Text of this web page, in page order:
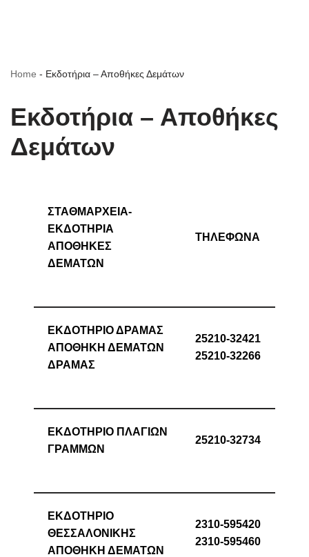
Home - Εκδοτήρια – Αποθήκες Δεμάτων
Εκδοτήρια – Αποθήκες
Δεμάτων
ΣΤΑΘΜΑΡΧΕΙΑ-
ΕΚΔΟΤΗΡΙΑ
ΑΠΟΘΗΚΕΣ
ΔΕΜΑΤΩΝ
ΤΗΛΕΦΩΝΑ
ΕΚΔΟΤΗΡΙΟ ΔΡΑΜΑΣ
ΑΠΟΘΗΚΗ ΔΕΜΑΤΩΝ
ΔΡΑΜΑΣ
25210-32421
25210-32266
ΕΚΔΟΤΗΡΙΟ ΠΛΑΓΙΩΝ
ΓΡΑΜΜΩΝ
25210-32734
ΕΚΔΟΤΗΡΙΟ
ΘΕΣΣΑΛΟΝΙΚΗΣ
ΑΠΟΘΗΚΗ ΔΕΜΑΤΩΝ
2310-595420
2310-595460